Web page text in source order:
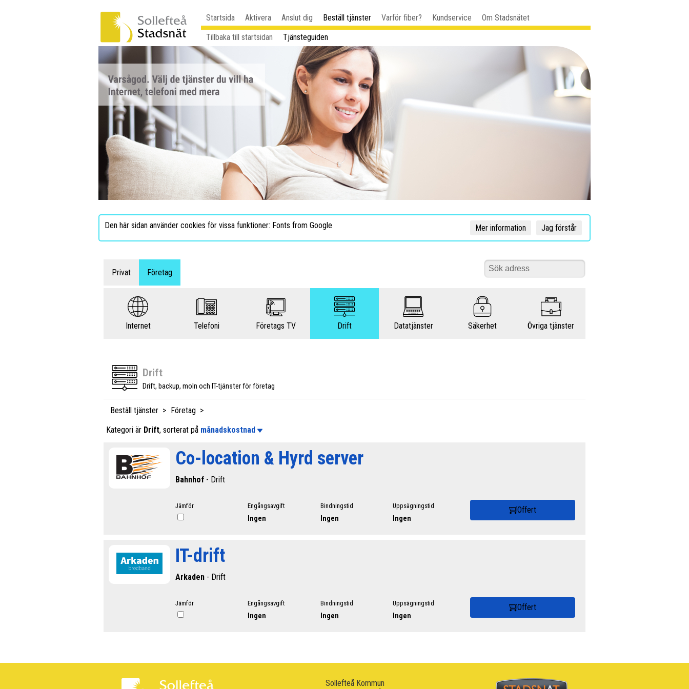
Startsida Aktivera Anslut dig Beställ tjänster Varför fiber? Kundservice
Om Stadsnätet
Tillbaka till startsidan
Tjänsteguiden
Den här sidan använder cookies för vissa funktioner: Fonts from Google Jag förstår
Mer information
Privat Företag
Internet Telefoni Företags TV Drift Datatjänster Säkerhet Övriga tjänster
Drift
Drift, backup, moln och IT-tjänster för företag
Beställ tjänster
Företag
Kategori är Drift, sorterat på månadskostnad
Co-location & Hyrd server
Bahnhof - Drift
Jämför Engångsavgift
Ingen
Bindningstid
Ingen
Uppsägningstid
Ingen
Offert
IT-drift
Arkaden - Drift
Jämför Engångsavgift
Ingen
Bindningstid
Ingen
Uppsägningstid
Ingen
Offert
Sollefteå Kommun